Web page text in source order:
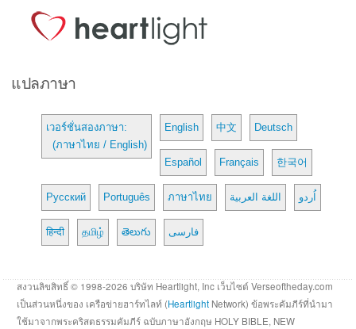
แปลภาษา
เวอร์ชั่นสองภาษา:
(ภาษาไทย / English)
English 中文 Deutsch
Español Français 한국어
Русский Português ภาษาไทย اللغة العربية اُردو
हिन्दी தமிழ் తెలుగు فارسی
สงวนลิขสิทธิ์ © 1998-2026 บริษัท Heartlight, Inc เว็บไซต์ Verseoftheday.com
เป็นส่วนหนึ่งของ เครือข่ายฮาร์ทไลท์ (Heartlight Network) ข้อพระคัมภีร์ที่นำมา
ใช้มาจากพระคริสตธรรมคัมภีร์ ฉบับภาษาอังกฤษ HOLY BIBLE, NEW